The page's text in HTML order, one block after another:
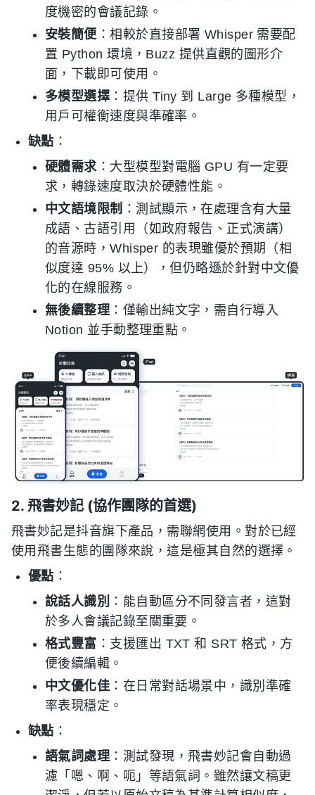
度機密的會議記錄。
安裝簡便：相較於直接部署 Whisper 需要配
置 Python 環境，Buzz 提供直觀的圖形介
面，下載即可使用。
多模型選擇 ：提供 Tiny 到 Large 多種模型，
用戶可權衡速度與準確率。
缺點 ：
硬體需求：大型模型對電腦 GPU 有一定要
求，轉錄速度取決於硬體性能。
中文語境限制 ：測試顯示，在處理含有大量
成語、古語引用（如政府報告、正式演講）
的音源時，Whisper 的表現雖優於預期（相
似度達 95% 以上），但仍略遜於針對中文優
化的在線服務。
無後續整理：僅輸出純文字，需自行導入
Notion 並手動整理重點。
2. 飛書妙記 (協作團隊的首選)
飛書妙記是抖音旗下產品，需聯網使用。對於已經
使用飛書生態的團隊來說，這是極其自然的選擇。
優點 ：
說話人識別 ：能自動區分不同發言者，這對
於多人會議記錄至關重要。
格式豐富 ：支援匯出 TXT 和 SRT 格式，方
便後續編輯。
中文優化佳 ：在日常對話場景中，識別準確
率表現穩定。
缺點 ：
語氣詞處理 ：測試發現，飛書妙記會自動過
濾「嗯、啊、呃」等語氣詞。雖然讓文稿更